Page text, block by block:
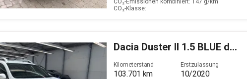
CO₂-Emissionen kombiniert: 147 g/km
CO₂-Klasse:
Dacia Duster II 1.5 BLUE dCi 115 Prestige 4WD
Kilometerstand
103.701 km
Erstzulassung
10/2020